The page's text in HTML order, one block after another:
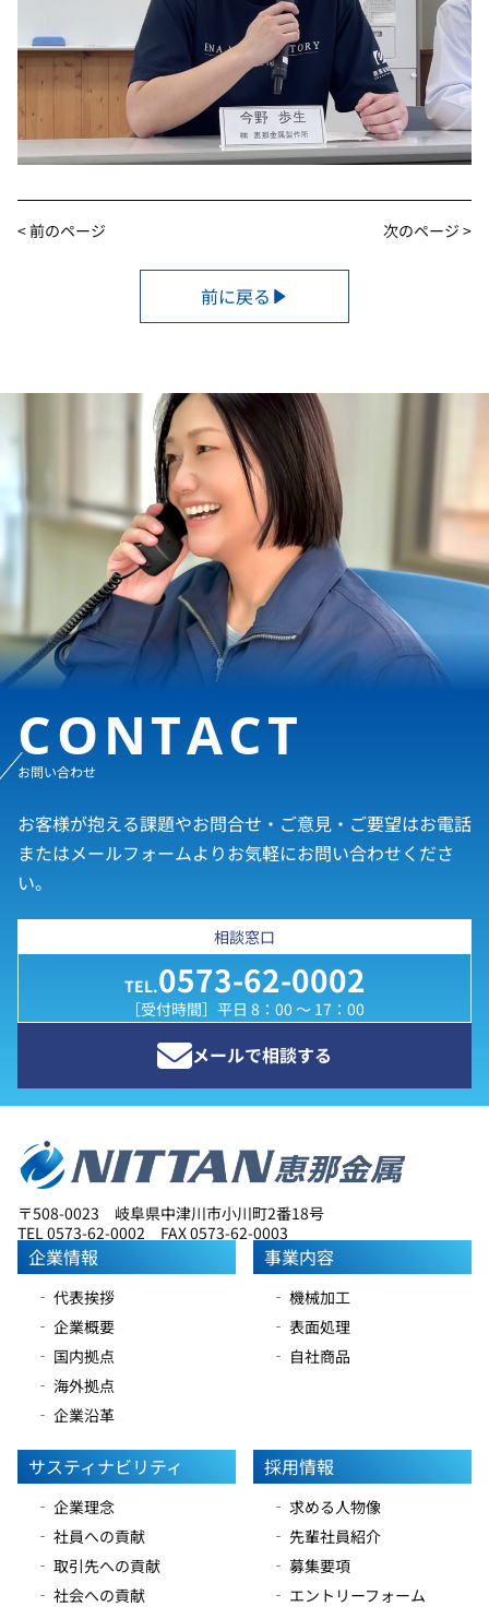
< 前のページ 次のページ >
前に戻る
CONTACT
お問い合わせ
お客様が抱える課題やお問合せ・ご意見・ご要望はお電話
またはメールフォームよりお気軽にお問い合わせくださ
い。
相談窓口
TEL.0573-62-0002
［受付時間］平日 8：00 ～ 17：00
メールで相談する
〒508-0023 岐阜県中津川市小川町2番18号
TEL 0573-62-0002 FAX 0573-62-0003
企業情報
‐ 代表挨拶
‐ 企業概要
‐ 国内拠点
‐ 海外拠点
‐ 企業沿革
事業内容
‐ 機械加工
‐ 表面処理
‐ 自社商品
サスティナビリティ
‐ 企業理念
‐ 社員への貢献
‐ 取引先への貢献
‐ 社会への貢献
採用情報
‐ 求める人物像
‐ 先輩社員紹介
‐ 募集要項
‐ エントリーフォーム